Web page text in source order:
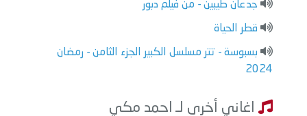
جدعان طيبين - من فيلم دبور
قطر الحياة
بسبوسة - تتر مسلسل الكبير الجزء الثامن - رمضان
2024
اغاني أخرى لـ احمد مكي